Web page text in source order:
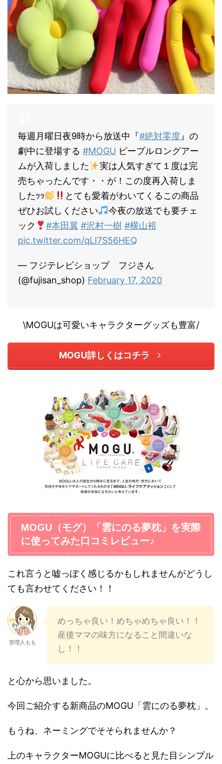
毎週月曜日夜9時から放送中『#絶対零度 』の
劇中に登場する #MOGU ピープルロングアー
ムが入荷しました
実は人気すぎて１度は完
売ちゃったんです・・が！この度再入荷しま
したｯｯ
とても愛着がわいてくるこの商品
ぜひお試しください
今夜の放送でも要チェ
ック
#本田翼 #沢村一樹 #横山裕
pic.twitter.com/qLI7S56HEQ
— フジテレビショップ フジさん
(@fujisan_shop) February 17, 2020
\MOGUは可愛いキャラクターグッズも豊富/
MOGU詳しくはコチラ
MOGU（モグ）「雲にのる夢枕」を実際
に使ってみた口コミレビュー♪
これ言うと嘘っぽく感じるかもしれませんがどうし
ても言わせてください！！
管理人もも
めっちゃ良い！めちゃめちゃ良い！！
産後ママの味方になること間違いな
し！！
と心から思いました。
今回ご紹介する新商品のMOGU「雲にのる夢枕」。
もうね、ネーミングでそそられませんか？
上のキャラクターMOGUに比べると見た目シンプル